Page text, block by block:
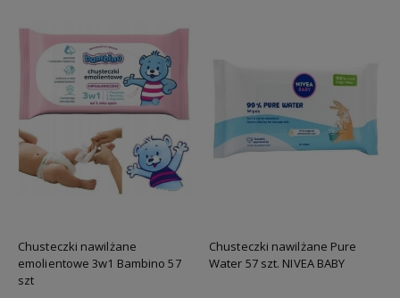
Chusteczki nawilżane
emolientowe 3w1 Bambino 57
szt
Chusteczki nawilżane Pure
Water 57 szt. NIVEA BABY